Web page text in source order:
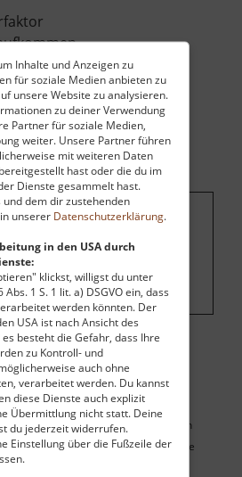
Inhalte und Anzeigen zu
für soziale Medien anbieten zu
unsere Website zu analysieren.
zu deiner Verwendung
Partner für soziale Medien,
weiter. Unsere Partner führen
mit weiteren Daten
hast oder die du im
Dienste gesammelt hast.
dem dir zustehenden
unserer Datenschutzerklärung.
in den USA durch
klickst, willigst du unter
1 S. 1 lit. a) DSGVO ein, dass
werden könnten. Der
USA ist nach Ansicht des
besteht die Gefahr, dass Ihre
zu Kontroll- und
auch ohne
verarbeitet werden. Du kannst
diese Dienste auch explizit
Übermittlung nicht statt. Deine
du jederzeit widerrufen.
Einstellung über die Fußzeile der
eingeblendet.Cookie-
ändern.
des Zieles sowie seiner umgebenden
du die Karte deaktiviert hast. Aktiviere